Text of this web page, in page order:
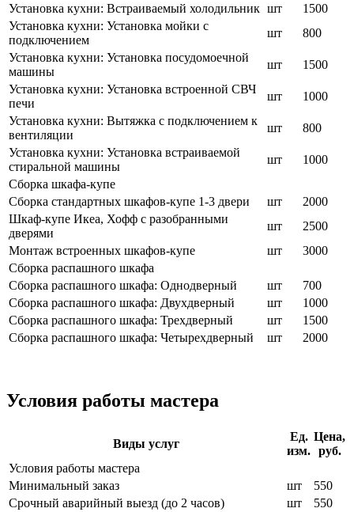
Установка кухни: Встраиваемый холодильник шт
1500
Установка кухни: Установка мойки с
подключением
шт
800
Установка кухни: Установка посудомоечной
машины
шт
1500
Установка кухни: Установка встроенной СВЧ
печи
шт
1000
Установка кухни: Вытяжка с подключением к
вентиляции
шт
800
Установка кухни: Установка встраиваемой
стиральной машины
шт
1000
Сборка шкафа-купе
Сборка стандартных шкафов-купе 1-3 двери
шт
2000
Шкаф-купе Икеа, Хофф с разобранными
дверями
шт
2500
Монтаж встроенных шкафов-купе
шт
3000
Сборка распашного шкафа
Сборка распашного шкафа: Однодверный
шт
700
Сборка распашного шкафа: Двухдверный
шт
1000
Сборка распашного шкафа: Трехдверный
шт
1500
Сборка распашного шкафа: Четырехдверный
шт 2000
Условия работы мастера
Виды услуг
Ед.
изм.
Цена,
руб.
Условия работы мастера
Минимальный заказ
шт
550
Срочный аварийный выезд (до 2 часов)
шт
550